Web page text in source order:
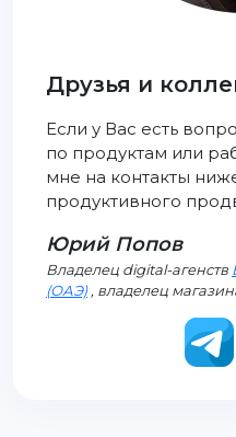
Друзья и
Если у Вас есть
по продуктам или
мне на контакты
продуктивного
Юрий Попов
Владелец digital-агенств
(ОАЭ), владелец